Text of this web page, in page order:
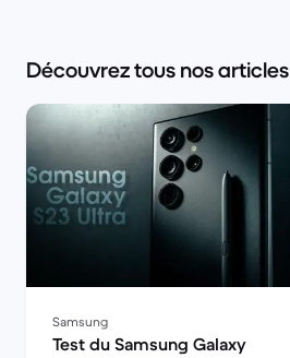
Découvrez tous nos articles
Samsung
Test du Samsung Galaxy